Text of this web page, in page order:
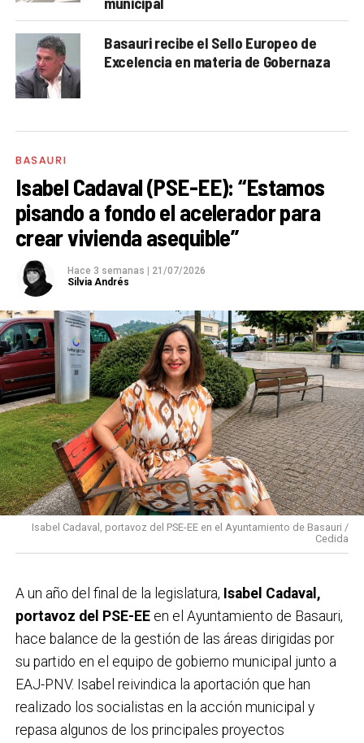
Basauri recibe el Sello Europeo de
Excelencia en materia de Gobernaza
BASAURI
Isabel Cadaval (PSE-EE): “Estamos
pisando a fondo el acelerador para
crear vivienda asequible”
Hace 3 semanas
21/07/2026
Silvia Andrés
Isabel Cadaval, portavoz del PSE-EE en el Ayuntamiento de Basauri /
Cedida
A un año del final de la legislatura, Isabel Cadaval,
portavoz del PSE-EEen el Ayuntamiento de Basauri,
hace balance de la gestión de las áreas dirigidas por
su partido en el equipo de gobierno municipal junto a
EAJ-PNV. Isabel reivindica la aportación que han
realizado los socialistas en la acción municipal y
repasa algunos de los principales proyectos